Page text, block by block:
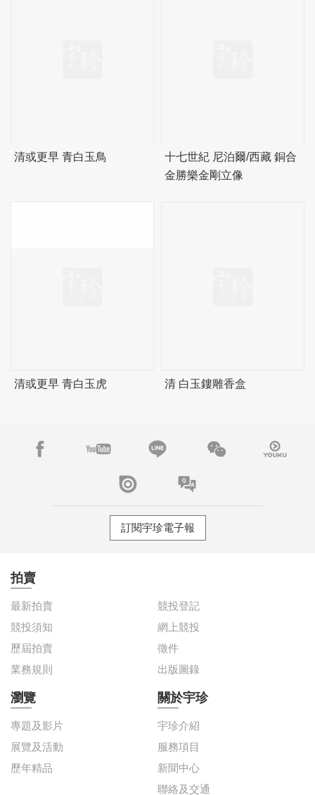
清或更早 青白玉鳥
十七世紀 尼泊爾/西藏 銅合
金勝樂金剛立像
清或更早 青白玉虎 清 白玉鏤雕香盒
訂閱宇珍電子報
拍賣
最新拍賣
競投登記
競投須知
網上競投
歷屆拍賣
徵件
業務規則
出版圖錄
瀏覽
專題及影片
展覽及活動
歷年精品
關於宇珍
宇珍介紹
服務項目
新聞中心
聯絡及交通